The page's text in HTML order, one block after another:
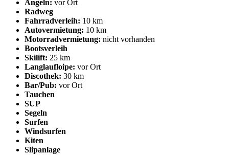
Angeln: vor Ort
Radweg
Fahrradverleih: 10 km
Autovermietung: 10 km
Motorradvermietung: nicht vorhanden
Bootsverleih
Skilift: 25 km
Langlaufloipe: vor Ort
Discothek: 30 km
Bar/Pub: vor Ort
Tauchen
SUP
Segeln
Surfen
Windsurfen
Kiten
Slipanlage